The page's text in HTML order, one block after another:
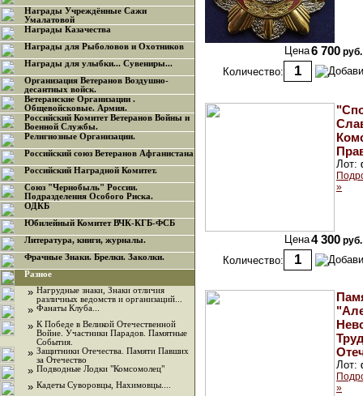
Награды Учреждённые Сажи
Умалатовой
Награды Казачества
Награды для Рыболовов и Охотников
Награды для улыбки... Сувениры...
Организация Ветеранов Воздушно-
десантных войск.
Ветеранские Организации .
Общевойсковые. Армия.
Российский Комитет Ветеранов Войны и
Военной Службы.
Религиозные Организации.
Российский союз Ветеранов Афганистана
Российский Наградной Комитет.
Союз "Чернобыль" России.
Подразделения Особого Риска.
ОДКБ
Юбилейный Комитет ВЧК-КГБ-ФСБ
Литература, книги, журналы.
Фрачные Знаки. Брелки. Заколки.
Разное
» Нагрудные знаки, Знаки отличия
различных ведомств и организаций...
» Фанаты Клуба...
» К Победе в Великой Отечественной
Войне. Участники Парадов. Памятные
События.
» Защитники Отечества. Памяти Павших
за Отечество
» Подводные Лодки "Комсомолец"
» Кадеты Суворовцы, Нахимовцы....
Цена6 700 руб.
Количество:
Лот:
»
Цена4 300 руб.
Количество:
Лот:
»